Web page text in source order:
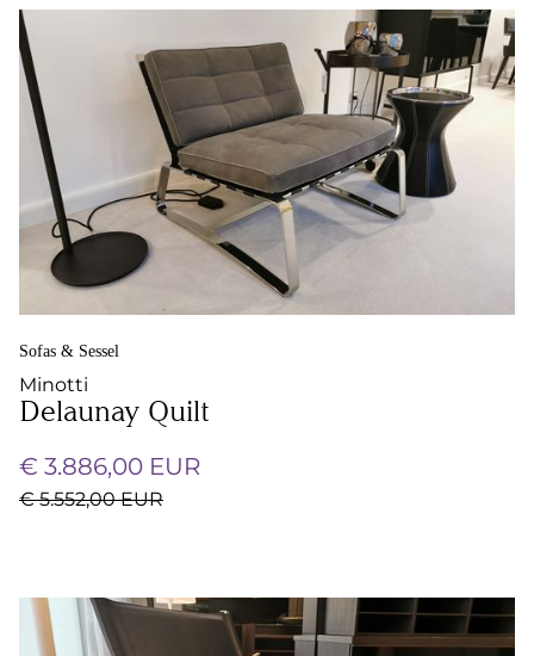
Sofas & Sessel
Minotti
Delaunay Quilt
€ 3.886,00 EUR
€ 5.552,00 EUR